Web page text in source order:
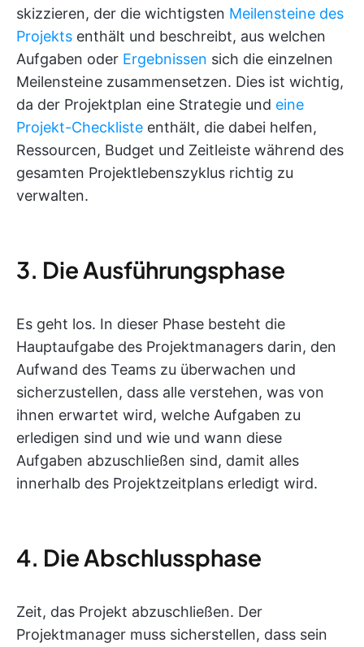
skizzieren, der die wichtigsten Meilensteine des
Projekts enthält und beschreibt, aus welchen
Aufgaben oder Ergebnissen sich die einzelnen
Meilensteine zusammensetzen. Dies ist wichtig,
da der Projektplan eine Strategie und eine
Projekt-Checkliste enthält, die dabei helfen,
Ressourcen, Budget und Zeitleiste während des
gesamten Projektlebenszyklus richtig zu
verwalten.
3. Die Ausführungsphase
Es geht los. In dieser Phase besteht die
Hauptaufgabe des Projektmanagers darin, den
Aufwand des Teams zu überwachen und
sicherzustellen, dass alle verstehen, was von
ihnen erwartet wird, welche Aufgaben zu
erledigen sind und wie und wann diese
Aufgaben abzuschließen sind, damit alles
innerhalb des Projektzeitplans erledigt wird.
4. Die Abschlussphase
Zeit, das Projekt abzuschließen. Der
Projektmanager muss sicherstellen, dass sein